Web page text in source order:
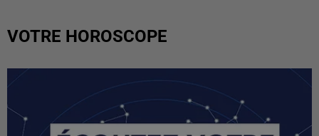
VOTRE HOROSCOPE